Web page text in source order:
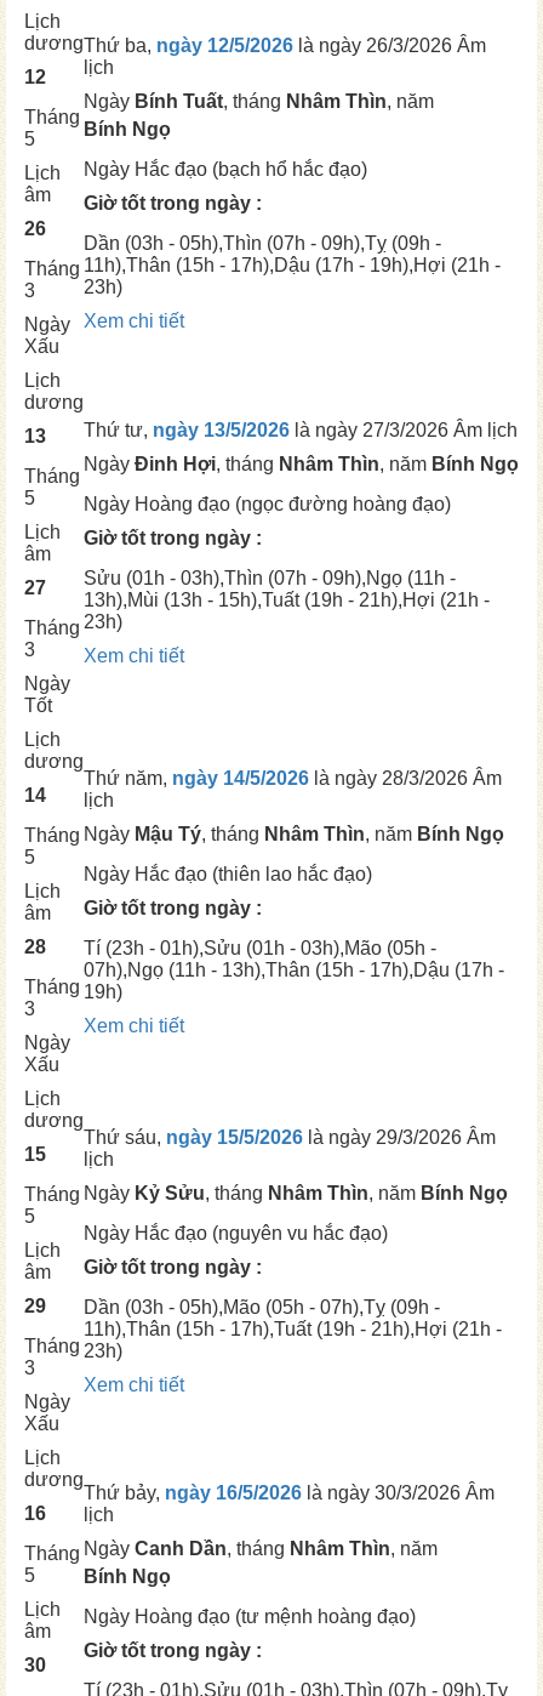
Lịch
dương
12
Tháng
5
Lịch
âm
26
Tháng
3
Ngày
Xấu
Thứ ba, ngày 12/5/2026 là ngày 26/3/2026 Âm
lịch
Ngày Bính Tuất, tháng Nhâm Thìn, năm
Bính Ngọ
Ngày Hắc đạo (bạch hổ hắc đạo)
Giờ tốt trong ngày :
Dần (03h - 05h),Thìn (07h - 09h),Tỵ (09h -
11h),Thân (15h - 17h),Dậu (17h - 19h),Hợi (21h -
23h)
Xem chi tiết
Lịch
dương
13
Tháng
5
Lịch
âm
27
Tháng
3
Ngày
Tốt
Thứ tư, ngày 13/5/2026 là ngày 27/3/2026 Âm lịch
Ngày Đinh Hợi, tháng Nhâm Thìn, năm Bính Ngọ
Ngày Hoàng đạo (ngọc đường hoàng đạo)
Giờ tốt trong ngày :
Sửu (01h - 03h),Thìn (07h - 09h),Ngọ (11h -
13h),Mùi (13h - 15h),Tuất(19h - 21h),Hợi (21h -
23h)
Xem chi tiết
Lịch
dương
14
Tháng
5
Lịch
âm
28
Tháng
3
Ngày
Xấu
Thứ năm, ngày 14/5/2026 là ngày 28/3/2026 Âm
lịch
Ngày Mậu Tý, tháng Nhâm Thìn, năm Bính Ngọ
Ngày Hắc đạo (thiên lao hắc đạo)
Giờ tốt trong ngày :
Tí (23h - 01h),Sửu (01h - 03h),Mão (05h -
07h),Ngọ (11h - 13h),Thân (15h - 17h),Dậu (17h -
19h)
Xem chi tiết
Lịch
dương
15
Tháng
5
Lịch
âm
29
Tháng
3
Ngày
Xấu
Thứ sáu, ngày 15/5/2026 là ngày 29/3/2026 Âm
lịch
Ngày Kỷ Sửu, tháng Nhâm Thìn, năm Bính Ngọ
Ngày Hắc đạo (nguyên vu hắc đạo)
Giờ tốt trong ngày :
Dần (03h - 05h),Mão (05h - 07h),Tỵ (09h -
11h),Thân (15h - 17h),Tuất(19h - 21h),Hợi (21h -
23h)
Xem chi tiết
Lịch
dương
16
Tháng
5
Lịch
âm
30
Thứ bảy, ngày 16/5/2026 là ngày 30/3/2026 Âm
lịch
Ngày Canh Dần, tháng Nhâm Thìn, năm
Bính Ngọ
Ngày Hoàng đạo (tư mệnh hoàng đạo)
Giờ tốt trong ngày :
Tí (23h - 01h),Sửu (01h - 03h),Thìn (07h - 09h),Tỵ